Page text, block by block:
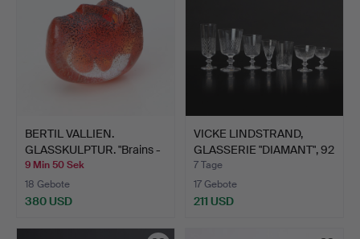
BERTIL VALLIEN.
GLASSKULPTUR. "Brains -
Go…
9 Min 50 Sek
18 Gebote
380 USD
VICKE LINDSTRAND,
GLASSERIE "DIAMANT", 92
…
7 Tage
17 Gebote
211 USD